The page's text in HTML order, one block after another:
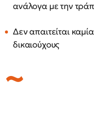
ανάλογα με την
Δεν απαιτείται
δικαιούχους